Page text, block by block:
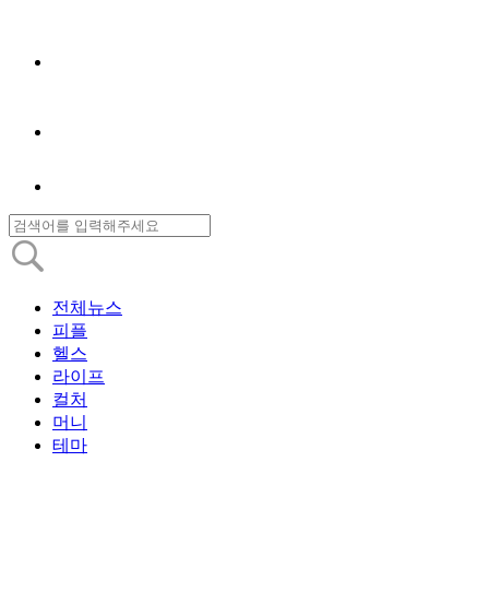
전체뉴스
피플
헬스
라이프
컬처
머니
테마